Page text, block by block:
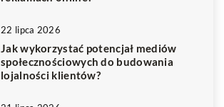
22 lipca 2026
Jak wykorzystać potencjał mediów
społecznościowych do budowania
lojalności klientów?